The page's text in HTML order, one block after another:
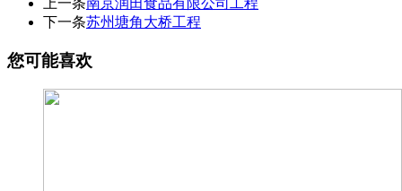
上一条南京润田食品有限公司工程
下一条苏州塘角大桥工程
您可能喜欢